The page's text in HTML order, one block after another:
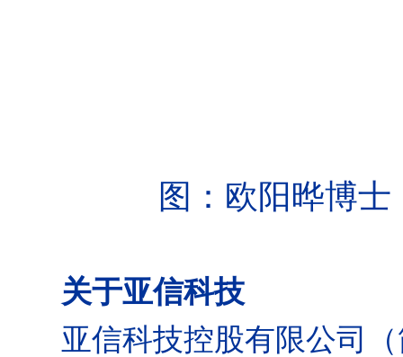
图：欧阳晔博
关于亚信科技
亚信科技控股有限公司（